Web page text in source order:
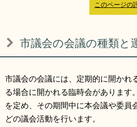
サイトマップ 組織
RSS プラ
サイトについて
このページの
市議会の会議の種類と
市議会の会議には、定期的に開かれ
る場合に開かれる臨時会があります
を定め、その期間中に本会議や委員
どの議会活動を行います。